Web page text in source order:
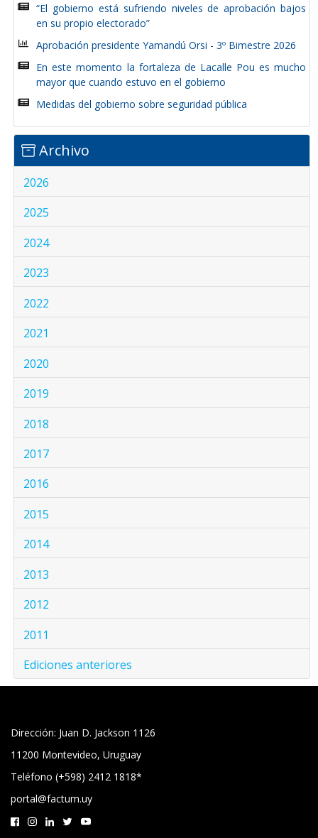
“El gobierno está sufriendo niveles de aprobación bajos
en su propio electorado”
Aprobación presidente Yamandú Orsi - 3º Bimestre 2026
En este momento la fortaleza de Lacalle Pou es mucho
mayor que cuando estuvo en el gobierno
Medidas del gobierno sobre seguridad pública
Archivo
2026
2025
2024
2023
2022
2021
2020
2019
2018
2017
2016
2015
2014
2013
2012
2011
Ediciones anteriores
Dirección: Juan D. Jackson 1126
11200 Montevideo, Uruguay
Teléfono (+598) 2412 1818*
portal@factum.uy